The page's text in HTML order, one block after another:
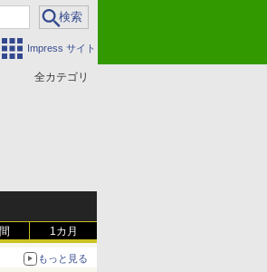
Impress サイト
全カテゴリ
1カ月
もっと見る